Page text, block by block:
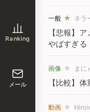
Ranking
メール
一般 ★ ネラ
【悲報】
やばすぎる
画像 ★ まに
【比較】
動画 ★